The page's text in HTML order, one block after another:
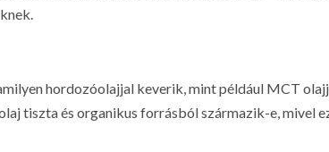
hordozóolajjal keverik, mint például MCT
tiszta és organikus forrásból származik-e, mivel